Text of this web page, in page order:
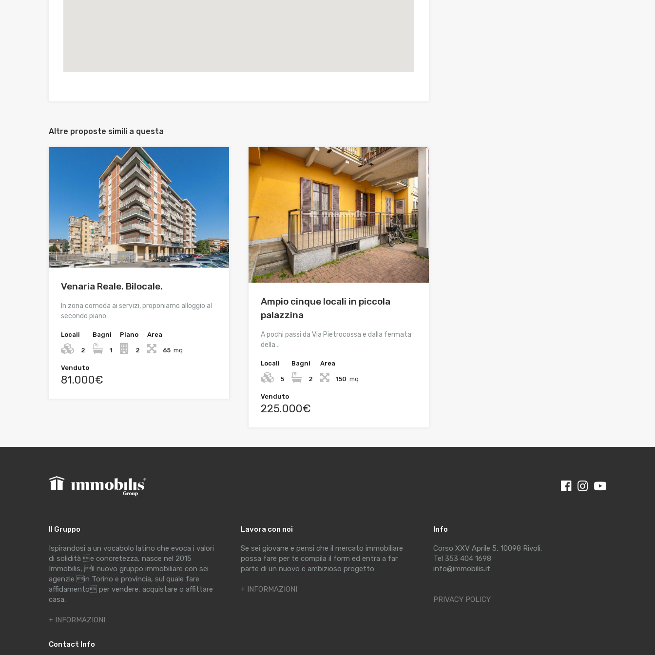
Altre proposte simili a questa
Venaria Reale. Bilocale.
In zona comoda ai servizi, proponiamo alloggio al
secondo piano…
Locali
2
Bagni
1
Piano
2
Area
65 mq
Venduto
81.000€
Ampio cinque locali in piccola
palazzina
A pochi passi da Via Pietrocossa e dalla fermata
della…
Locali
5
Bagni
2
Area
150 mq
Venduto
225.000€
Il Gruppo
Ispirandosi a un vocabolo latino che evoca i valori
di solidità e concretezza, nasce nel 2015
Immobilis, il nuovo gruppo immobiliare con sei
agenzie in Torino e provincia, sul quale fare
affidamento per vendere, acquistare o affittare
casa.
+ INFORMAZIONI
Contact Info
Lavora con noi
Se sei giovane e pensi che il mercato immobiliare
possa fare per te compila il form ed entra a far
parte di un nuovo e ambizioso progetto
+ INFORMAZIONI
Info
Corso XXV Aprile 5, 10098 Rivoli.
Tel 353 404 1698
info@immobilis.it
PRIVACY POLICY